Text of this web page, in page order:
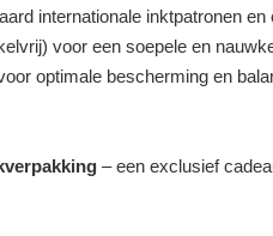
internationale inktpatronen en
voor een soepele en
optimale bescherming en
– een exclusief